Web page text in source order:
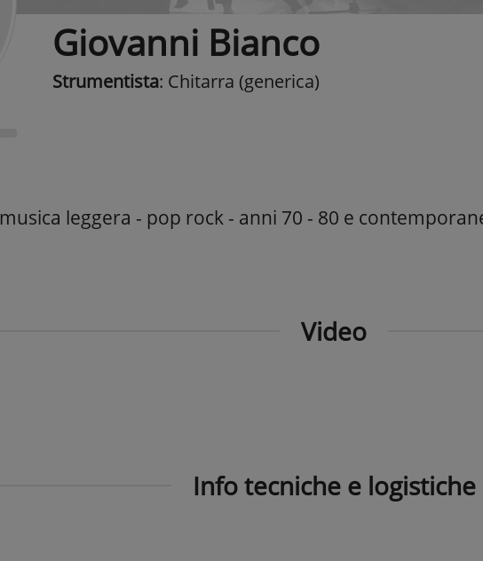
Giovanni Bianco
Strumentista: Chitarra (generica)
musica leggera - pop rock - anni 70 - 80 e
Video
Info tecniche e logistiche